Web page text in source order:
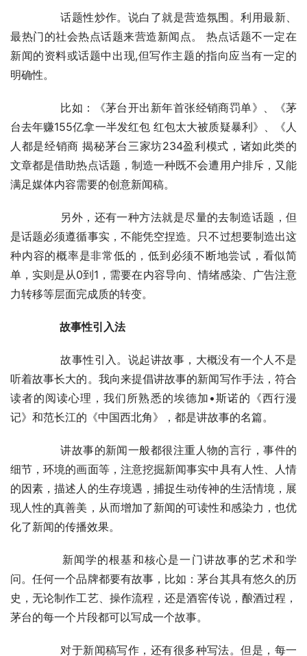
最热门的社会热点话题来营造新闻点。 热点话题不一定在
新闻的资料或话题中出现,但写作主题的指向应当有一定的
明确性。
台去年赚155亿拿一半发红包 红包太大被质疑暴利》、《人
人都是经销商 揭秘茅台三家坊234盈利模式，诸如此类的
文章都是借助热点话题，制造一种既不会遭用户排斥，又能
满足媒体内容需要的创意新闻稿。
是话题必须遵循事实，不能凭空捏造。只不过想要制造出这
种内容的概率是非常低的，低到必须不断地尝试，看似简
单，实则是从0到1，需要在内容导向、情绪感染、广告注意
力转移等层面完成质的转变。
故事性引入法
听着故事长大的。我向来提倡讲故事的新闻写作手法，符合
读者的阅读心理，我们所熟悉的埃德加•斯诺的《西行漫
记》和范长江的《中国西北角》，都是讲故事的名篇。
细节，环境的画面等，注意挖掘新闻事实中具有人性、人情
的因素，描述人的生存境遇，捕捉生动传神的生活情境，展
现人性的真善美，从而增加了新闻的可读性和感染力，也优
化了新闻的传播效果。
问。任何一个品牌都要有故事，比如：茅台其具有悠久的历
史，无论制作工艺、操作流程，还是酒窖传说，酿酒过程，
茅台的每一个片段都可以写成一个故事。